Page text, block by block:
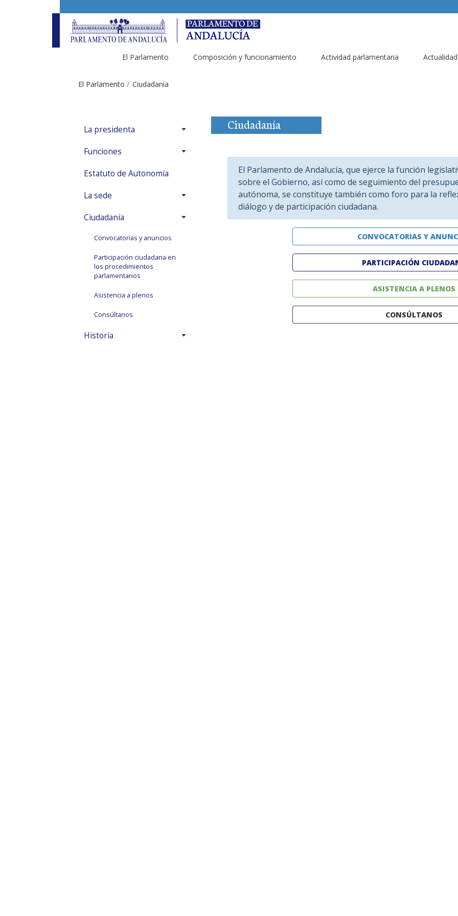
El Parlamento Composición y funcionamiento Actividad parlamentaria Actualidad
El Parlamento Ciudadanía
La presidenta
Funciones
Estatuto de Autonomía
La sede
Ciudadanía
Convocatorias y anuncios
Participación ciudadana en
los procedimientos
parlamentarios
Asistencia a plenos
Consúltanos
Historia
Ciudadanía
El Parlamento de Andalucía, que ejerce la función
sobre el Gobierno, así como de seguimiento del
autónoma, se constituye también como foro para la
diálogo y de participación ciudadana.
CONVOCATORIAS Y
PARTICIPACIÓN
ASISTENCIA A PLENOS
CONSÚLTANOS